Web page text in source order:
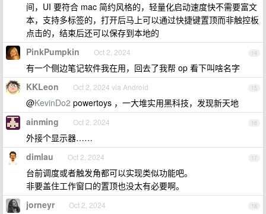
间，UI 要符合 mac 简约风格的，轻量化启动速度快不需要富文
本，支持多标签的，打开后马上可以通过快捷键置顶而非触控板
点击的，结束后还可以保存到本地的
14
PinkPumpkin Oct 2, 2024
有一个侧边笔记软件我在用，回去了我帮 op 看下叫啥名字
15
KKLeon Oct 2, 2024 via Android
@KevinDo2 powertoys ，一大堆实用黑科技，发现新天地
16
ainming Oct 2, 2024
外接个显示器……
17
dimlau Oct 2, 2024
台前调度或者触发角都可以实现类似功能吧。
非要盖住工作窗口的置顶也没太有必要啊。
18
jorneyr Oct 2, 2024